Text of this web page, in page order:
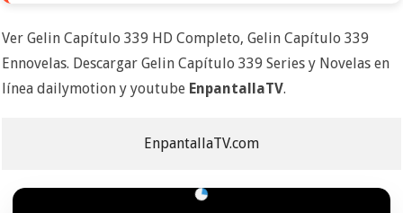
Ver Gelin Capítulo 339 HD Completo, Gelin Capítulo 339
Ennovelas. Descargar Gelin Capítulo 339 Series y Novelas en
línea dailymotion y youtube EnpantallaTV.
EnpantallaTV.com